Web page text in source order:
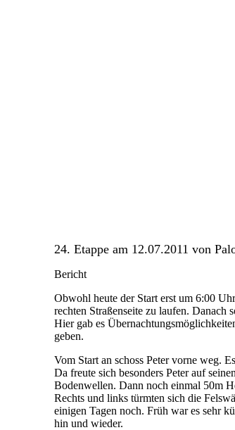
24. Etappe am 12.07.2011 von
Bericht
Obwohl heute der Start erst um 6:00
rechten Straßenseite zu laufen.
Hier gab es
geben.
Vom Start an schoss Peter vorne weg.
Da freute sich besonders Peter auf
Bodenwellen. Dann noch einmal 50m
Rechts und links türmten sich die
einigen Tagen noch. Früh war es sehr
hin und wieder.